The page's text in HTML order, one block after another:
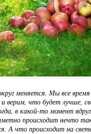
меняется. Мы все
верим, что будет лучше,
в какой-то момент
происходит нечто
А что происходит на